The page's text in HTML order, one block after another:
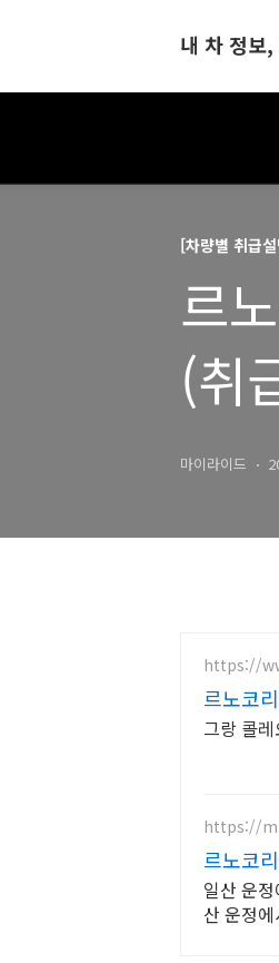
내 차 정보
[차량별 취급
르
(취
마이라이드
https://
르노코
그랑 콜
https://
르노코
일산 운
산 운정